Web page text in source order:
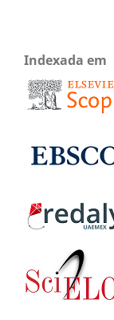
Indexada em